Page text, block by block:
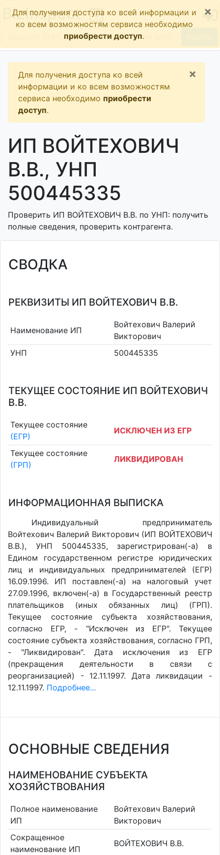
BizInspect
Для получения доступа ко всей информации и
ко всем возможностям сервиса необходимо
приобрести доступ.
×
Для получения доступа ко всей
информации и ко всем возможностям
сервиса необходимо приобрести
доступ.
×
ИП ВОЙТЕХОВИЧ
В.В., УНП
500445335
Проверить ИП ВОЙТЕХОВИЧ В.В. по УНП: получить
полные сведения, проверить контрагента.
СВОДКА
РЕКВИЗИТЫ ИП ВОЙТЕХОВИЧ В.В.
Наименование ИП
Войтехович Валерий
Викторович
УНП
500445335
ТЕКУЩЕЕ СОСТОЯНИЕ ИП ВОЙТЕХОВИЧ
В.В.
Текущее состояние
(ЕГР)
ИСКЛЮЧЕН ИЗ ЕГР
Текущее состояние
(ГРП)
ЛИКВИДИРОВАН
ИНФОРМАЦИОННАЯ ВЫПИСКА
Индивидуальный предприниматель
Войтехович Валерий Викторович (ИП ВОЙТЕХОВИЧ
В.В.), УНП 500445335, зарегистрирован(-а) в
Едином государственном регистре юридических
лиц и индивидуальных предпринимателей (ЕГР)
16.09.1996. ИП поставлен(-a) на налоговый учет
27.09.1996, включен(-a) в Государственный реестр
плательщиков (иных обязанных лиц) (ГРП).
Текущее состояние субъекта хозяйствования,
согласно ЕГР, - "Исключен из ЕГР". Текущее
состояние субъекта хозяйствования, согласно ГРП,
- "Ликвидирован". Дата исключения из ЕГР
(прекращения деятельности в связи с
реорганизацией) - 12.11.1997. Дата ликвидации -
12.11.1997. Подробнее...
ОСНОВНЫЕ СВЕДЕНИЯ
НАИМЕНОВАНИЕ СУБЪЕКТА
ХОЗЯЙСТВОВАНИЯ
Полное наименование
ИП
Войтехович Валерий
Викторович
Сокращенное
наименование ИП
ВОЙТЕХОВИЧ В.В.